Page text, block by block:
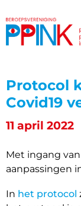
Protocol
Covid19
11 april 2022
Met ingang
aanpassingen
In het protocol